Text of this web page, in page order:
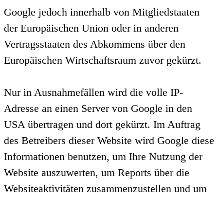
Google jedoch innerhalb von Mitgliedstaaten
der Europäischen Union oder in anderen
Vertragsstaaten des Abkommens über den
Europäischen Wirtschaftsraum zuvor gekürzt.
Nur in Ausnahmefällen wird die volle IP-
Adresse an einen Server von Google in den
USA übertragen und dort gekürzt. Im Auftrag
des Betreibers dieser Website wird Google diese
Informationen benutzen, um Ihre Nutzung der
Website auszuwerten, um Reports über die
Websiteaktivitäten zusammenzustellen und um